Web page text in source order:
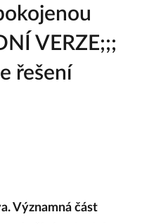
VERZE;;;
řešení
Významná část